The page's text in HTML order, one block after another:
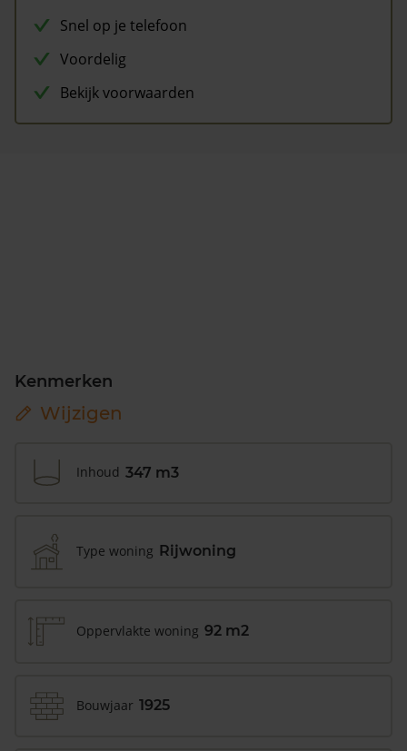
Snel op je telefoon
Voordelig
Bekijk voorwaarden
Kenmerken
Wijzigen
Inhoud 347 m3
Type woning Rijwoning
Oppervlakte woning 92 m2
Bouwjaar 1925